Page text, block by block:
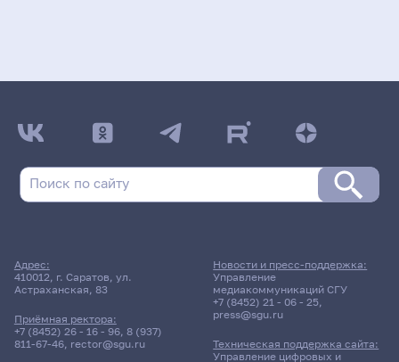
Адрес:
410012, г. Саратов, ул.
Астраханская, 83
Приёмная ректора:
+7 (8452) 26 - 16 - 96, 8 (937)
811-67-46, rector@sgu.ru
Новости и пресс-поддержка:
Управление
медиакоммуникаций СГУ
+7 (8452) 21 - 06 - 25,
press@sgu.ru
Техническая поддержка сайта:
Управление цифровых и